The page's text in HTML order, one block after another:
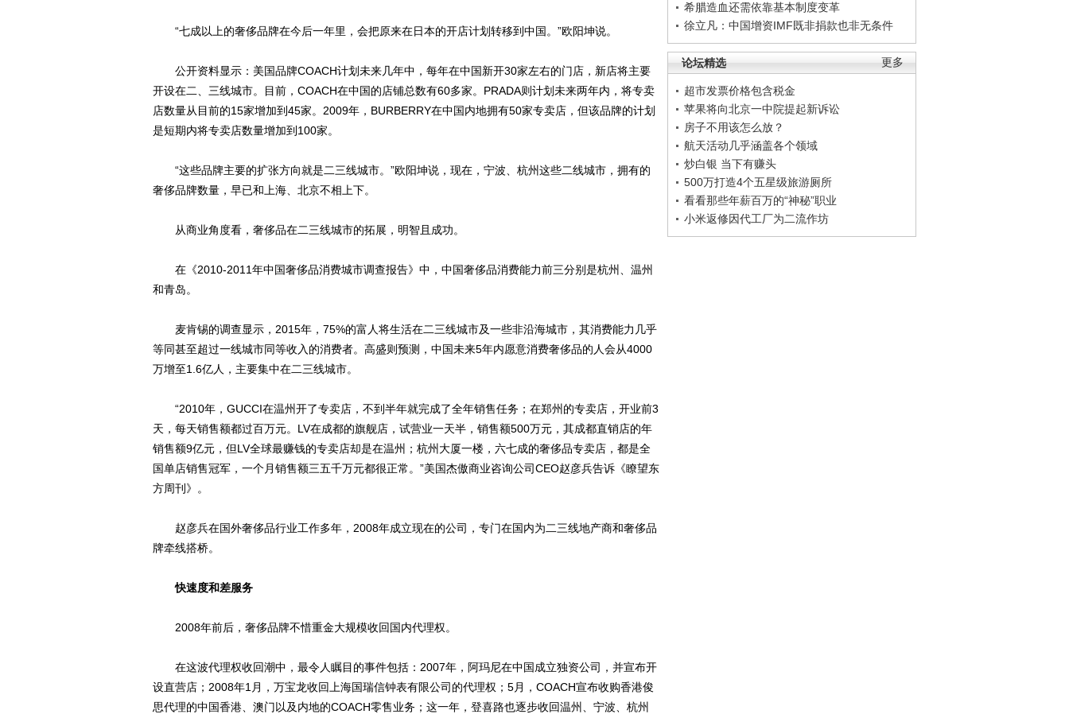
希腊造血还需依靠基本制度变革
徐立凡：中国增资IMF既非捐款也非无条件
更多
论坛精选
超市发票价格包含税金
苹果将向北京一中院提起新诉讼
房子不用该怎么放？
航天活动几乎涵盖各个领域
炒白银 当下有赚头
500万打造4个五星级旅游厕所
看看那些年薪百万的“神秘”职业
小米返修因代工厂为二流作坊
“七成以上的奢侈品牌在今后一年里，会把原来在日本的开店计划转移到中国。”欧阳坤说。
公开资料显示：美国品牌COACH计划未来几年中，每年在中国新开30家左右的门店，新店将主要
开设在二、三线城市。目前，COACH在中国的店铺总数有60多家。PRADA则计划未来两年内，将专卖
店数量从目前的15家增加到45家。2009年，BURBERRY在中国内地拥有50家专卖店，但该品牌的计划
是短期内将专卖店数量增加到100家。
“这些品牌主要的扩张方向就是二三线城市。”欧阳坤说，现在，宁波、杭州这些二线城市，拥有的
奢侈品牌数量，早已和上海、北京不相上下。
从商业角度看，奢侈品在二三线城市的拓展，明智且成功。
在《2010-2011年中国奢侈品消费城市调查报告》中，中国奢侈品消费能力前三分别是杭州、温州
和青岛。
麦肯锡的调查显示，2015年，75%的富人将生活在二三线城市及一些非沿海城市，其消费能力几乎
等同甚至超过一线城市同等收入的消费者。高盛则预测，中国未来5年内愿意消费奢侈品的人会从4000
万增至1.6亿人，主要集中在二三线城市。
“2010年，GUCCI在温州开了专卖店，不到半年就完成了全年销售任务；在郑州的专卖店，开业前3
天，每天销售额都过百万元。LV在成都的旗舰店，试营业一天半，销售额500万元，其成都直销店的年
销售额9亿元，但LV全球最赚钱的专卖店却是在温州；杭州大厦一楼，六七成的奢侈品专卖店，都是全
国单店销售冠军，一个月销售额三五千万元都很正常。”美国杰傲商业咨询公司CEO赵彦兵告诉《瞭望东
方周刊》。
赵彦兵在国外奢侈品行业工作多年，2008年成立现在的公司，专门在国内为二三线地产商和奢侈品
牌牵线搭桥。
快速度和差服务
2008年前后，奢侈品牌不惜重金大规模收回国内代理权。
在这波代理权收回潮中，最令人瞩目的事件包括：2007年，阿玛尼在中国成立独资公司，并宣布开
设直营店；2008年1月，万宝龙收回上海国瑞信钟表有限公司的代理权；5月，COACH宣布收购香港俊
思代理的中国香港、澳门以及内地的COACH零售业务；这一年，登喜路也逐步收回温州、宁波、杭州